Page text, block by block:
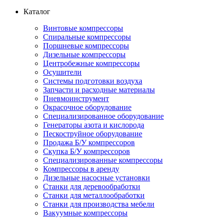
Каталог
Винтовые компрессоры
Спиральные компрессоры
Поршневые компрессоры
Дизельные компрессоры
Центробежные компрессоры
Осушители
Системы подготовки воздуха
Запчасти и расходные материалы
Пневмоинструмент
Окрасочное оборудование
Специализированное оборудование
Генераторы азота и кислорода
Пескоструйное оборудование
Продажа Б/У компрессоров
Скупка Б/У компрессоров
Специализированные компрессоры
Компрессоры в аренду
Дизельные насосные установки
Станки для деревообработки
Станки для металлообработки
Станки для производства мебели
Вакуумные компрессоры